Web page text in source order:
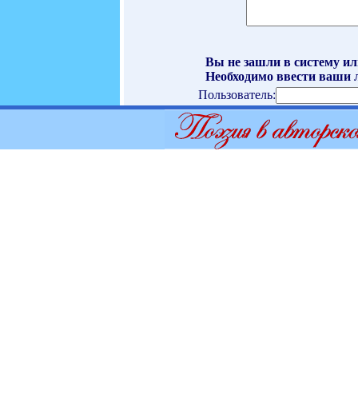
Вы не зашли в систему
Необходимо ввести ваши
Пользователь: